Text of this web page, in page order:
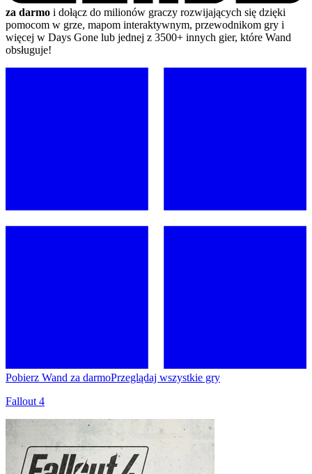
za darmo i dołącz do milionów graczy rozwijających się dzięki
pomocom w grze, mapom interaktywnym, przewodnikom gry i
więcej w Days Gone lub jednej z 3500+ innych gier, które Wand
obsługuje!
Pobierz Wand za darmoPrzeglądaj wszystkie gry
Fallout 4